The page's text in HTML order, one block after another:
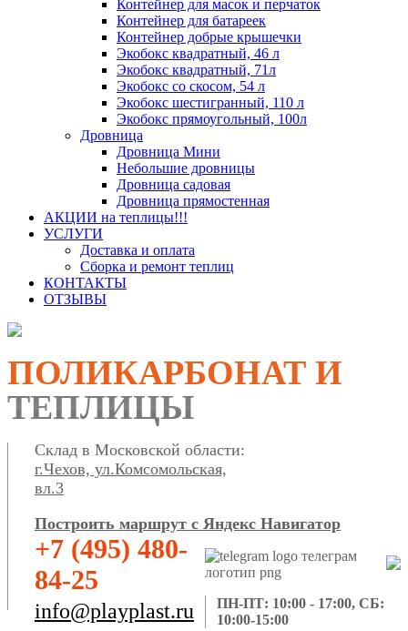
Контейнер для масок и перчаток
Контейнер для батареек
Контейнер добрые крышечки
Экобокс квадратный, 46 л
Экобокс квадратный, 71л
Экобокс со скосом, 54 л
Экобокс шестигранный, 110 л
Экобокс прямоугольный, 100л
Дровница
Дровница Мини
Небольшие дровницы
Дровница садовая
Дровница прямостенная
АКЦИИ на теплицы!!!
УСЛУГИ
Доставка и оплата
Сборка и ремонт теплиц
КОНТАКТЫ
ОТЗЫВЫ
ПОЛИКАРБОНАТ И
ТЕПЛИЦЫ
Склад в Московской области:
г.Чехов, ул.Комсомольская,
вл.3
Построить маршрут с Яндекс Навигатор
+7 (495) 480-
84-25
info@playplast.ru
ПН-ПТ: 10:00 - 17:00, СБ:
10:00-15:00